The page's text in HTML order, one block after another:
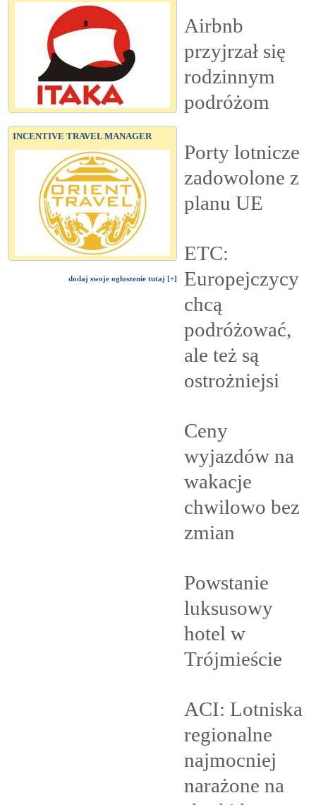
INCENTIVE TRAVEL MANAGER
dodaj swoje ogłoszenie tutaj [+]
Airbnb
przyjrzał się
rodzinnym
podróżom
Porty lotnicze
zadowolone z
planu UE
ETC:
Europejczycy
chcą
podróżować,
ale też są
ostrożniejsi
Ceny
wyjazdów na
wakacje
chwilowo bez
zmian
Powstanie
luksusowy
hotel w
Trójmieście
ACI: Lotniska
regionalne
najmocniej
narażone na